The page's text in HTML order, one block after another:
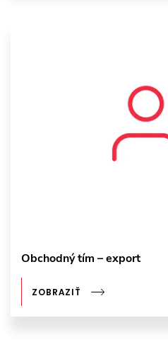
Obchodný tím – export
ZOBRAZIŤ